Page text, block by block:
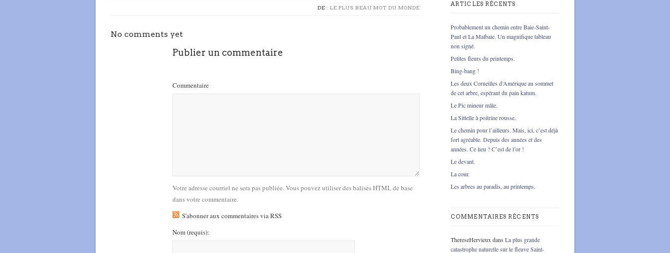
DE : LE PLUS BEAU MOT DU MONDE
No comments yet
Publier un commentaire
Commentaire
Votre adresse courriel ne sera pas publiée. Vous pouvez utiliser des balises HTML de base
dans votre commentaire.
S'abonner aux commentaires via RSS
Nom(requis):
ARTICLES RÉCENTS
Probablement un chemin entre Baie-Saint-
Paul et La Malbaie. Un magnifique tableau
non signé.
Petites fleurs du printemps.
Bing-bang !
Les deux Corneilles d’Amérique au sommet
de cet arbre, espérant du pain katum.
Le Pic mineur mâle.
La Sittelle à poitrine rousse.
Le chemin pour l’ailleurs. Mais, ici, c’est déjà
fort agréable. Depuis des années et des
années. Ce lieu ? C’est de l’or !
Le devant.
La cour.
Les arbres au paradis, au printemps.
COMMENTAIRES RÉCENTS
ThereseHervieux dans La plus grande
catastrophe naturelle sur le fleuve Saint-